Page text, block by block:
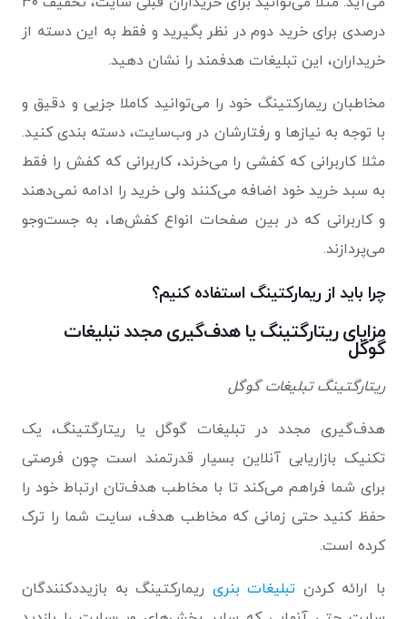
درصدی برای خرید دوم در نظر بگیرید و فقط به این دسته از
خریداران، این تبلیغات هدفمند را نشان دهید.
مخاطبان ریمارکتینگ خود را می‌توانید کاملا جزیی و دقیق و
با توجه به نیازها و رفتارشان در وب‌سایت، دسته بندی کنید.
مثلا کاربرانی که کفشی را می‌خرند، کاربرانی که کفش را فقط
به سبد خرید خود اضافه می‌کنند ولی خرید را ادامه نمی‌دهند
و کاربرانی که در بین صفحات انواع کفش‌ها، به جست‌وجو
می‌پردازند.
چرا باید از ریمارکتینگ استفاده کنیم؟
مزایای ریتارگتینگ یا هدف‌گیری مجدد تبلیغات
گوگل
ریتارگتینگ تبلیغات گوگل
هدف‌گیری مجدد در تبلیغات گوگل یا ریتارگتینگ، یک
تکنیک بازاریابی آنلاین بسیار قدرتمند است چون فرصتی
برای شما فراهم می‌کند تا با مخاطب هدف‌تان ارتباط خود را
حفظ کنید حتی زمانی که مخاطب هدف، سایت شما را ترک
کرده است.
با ارائه کردن تبلیغات بنری ریمارکتینگ به بازیددکنندگان